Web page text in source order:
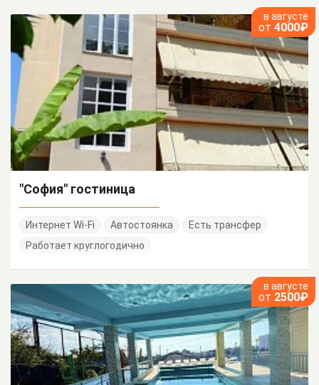
в августе
от 4000₽
"София" гостиница
Интернет Wi-Fi Автостоянка
Есть трансфер
Работает круглогодично
в августе
от 2500₽